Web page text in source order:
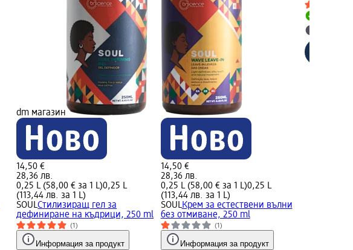
dm магазин
14,50 €
28,36 лв.
0,25 L (58,00 € за 1 L)0,25 L
(113,44 лв. за 1 L)
SOULСтилизиращ гел за
дефиниране на къдрици, 250 ml
(1)
Информация за продукт
14,50 €
28,36 лв.
0,25 L (58,00 € за 1 L)0,25 L
(113,44 лв. за 1 L)
SOULКрем за естествени вълни
без отмиване, 250 ml
(1)
Информация за продукт